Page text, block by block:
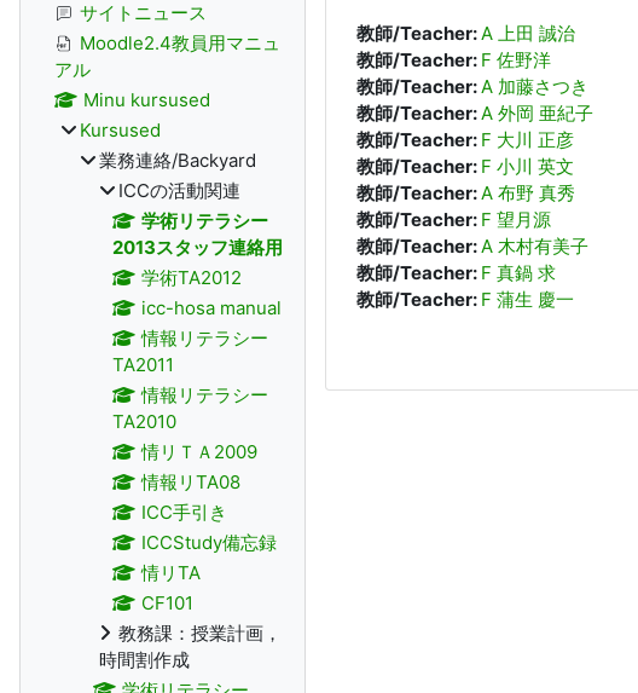
教師/Teacher:A 上田 誠治
教師/Teacher: F 佐野洋
教師/Teacher:A 加藤さつき
教師/Teacher:A 外岡 亜紀子
教師/Teacher: F 大川 正彦
教師/Teacher: F 小川 英文
教師/Teacher:A 布野 真秀
教師/Teacher: F 望月源
教師/Teacher:A 木村有美子
教師/Teacher: F 真鍋 求
教師/Teacher: F 蒲生 慶一
サイトニュース
Moodle2.4教員用マニュ
アル
Minu kursused
Kursused
業務連絡/Backyard
ICCの活動関連
学術リテラシー
2013スタッフ連絡用
学術TA2012
icc-hosa manual
情報リテラシー
TA2011
情報リテラシー
TA2010
情リＴＡ2009
情報リTA08
ICC手引き
ICCStudy備忘録
情リTA
CF101
教務課：授業計画，
時間割作成